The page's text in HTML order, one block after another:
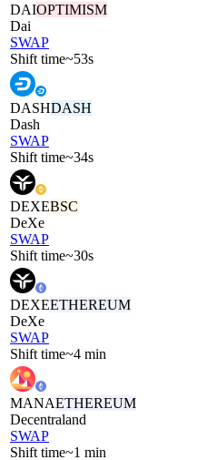
DAIOPTIMISM
Dai
SWAP
Shift time~53s
DASHDASH
Dash
SWAP
Shift time~34s
DEXEBSC
DeXe
SWAP
Shift time~30s
DEXEETHEREUM
DeXe
SWAP
Shift time~4 min
MANAETHEREUM
Decentraland
SWAP
Shift time~1 min